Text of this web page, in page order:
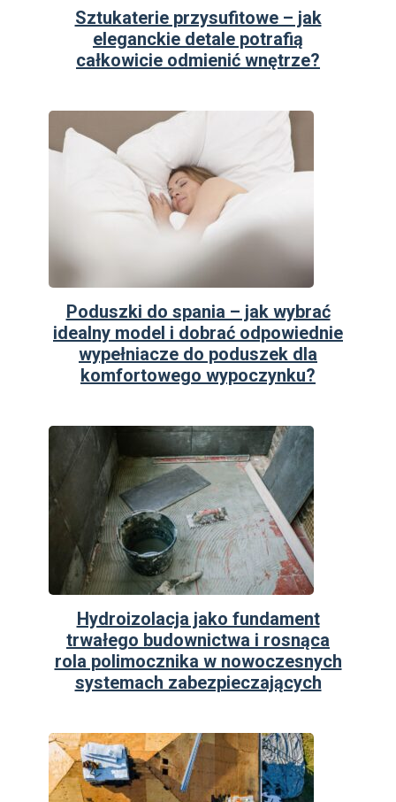
Sztukaterie przysufitowe – jak
eleganckie detale potrafią
całkowicie odmienić wnętrze?
Poduszki do spania – jak wybrać
idealny model i dobrać odpowiednie
wypełniacze do poduszek dla
komfortowego wypoczynku?
Hydroizolacja jako fundament
trwałego budownictwa i rosnąca
rola polimocznika w nowoczesnych
systemach zabezpieczających